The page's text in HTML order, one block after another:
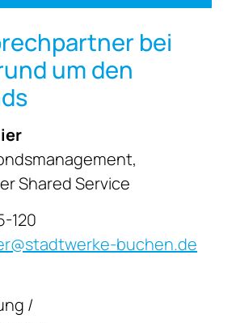
bei
um den
Shared Service
120
buchen.de
/